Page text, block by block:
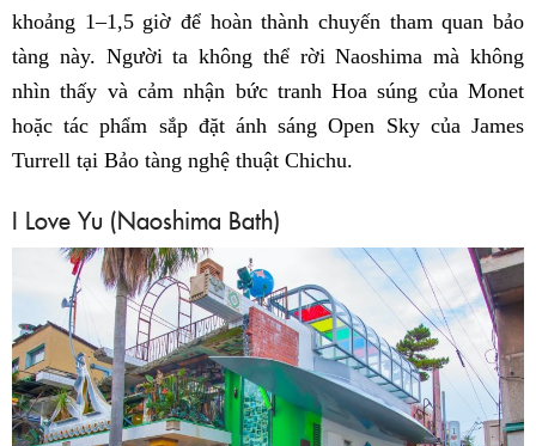
khoảng 1–1,5 giờ để hoàn thành chuyến tham quan bảo
tàng này. Người ta không thể rời Naoshima mà không
nhìn thấy và cảm nhận bức tranh Hoa súng của Monet
hoặc tác phẩm sắp đặt ánh sáng Open Sky của James
Turrell tại Bảo tàng nghệ thuật Chichu.
I Love Yu (Naoshima Bath)